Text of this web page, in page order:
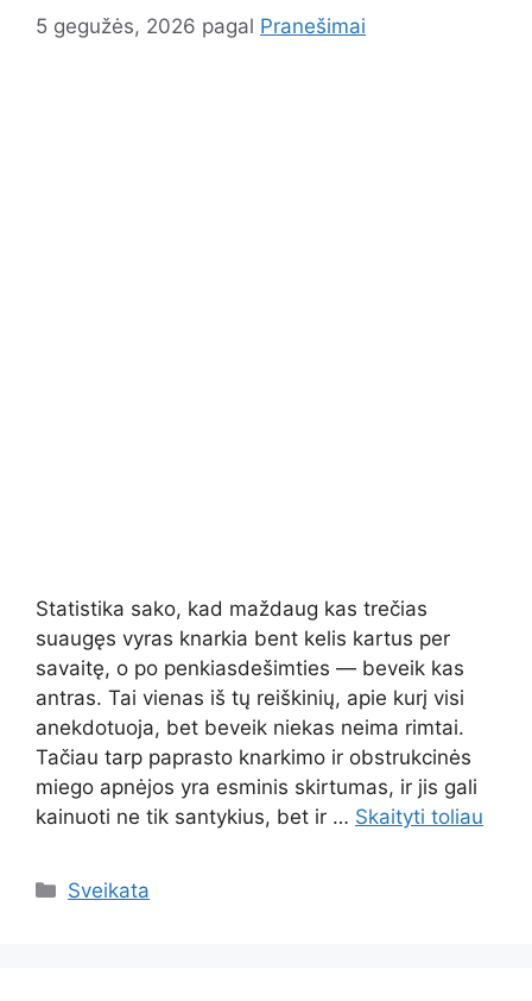
5 gegužės, 2026 pagal Pranešimai
Statistika sako, kad maždaug kas trečias
suaugęs vyras knarkia bent kelis kartus per
savaitę, o po penkiasdešimties — beveik kas
antras. Tai vienas iš tų reiškinių, apie kurį visi
anekdotuoja, bet beveik niekas neima rimtai.
Tačiau tarp paprasto knarkimo ir obstrukcinės
miego apnėjos yra esminis skirtumas, ir jis gali
kainuoti ne tik santykius, bet ir … Skaityti toliau
Kategorijos
Sveikata